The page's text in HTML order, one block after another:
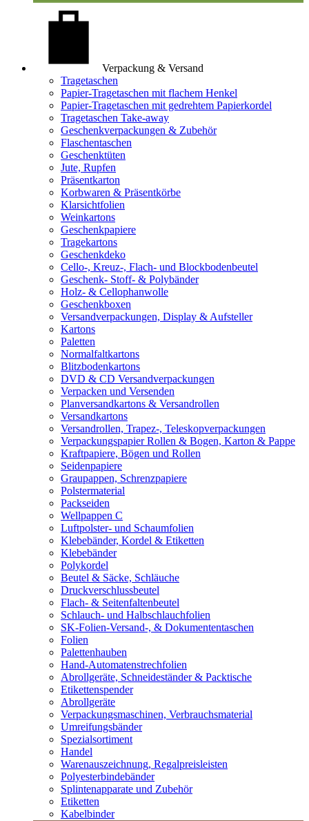
Verpackung & Versand
Tragetaschen
Papier-Tragetaschen mit flachem Henkel
Papier-Tragetaschen mit gedrehtem Papierkordel
Tragetaschen Take-away
Geschenkverpackungen & Zubehör
Flaschentaschen
Geschenktüten
Jute, Rupfen
Präsentkarton
Korbwaren & Präsentkörbe
Klarsichtfolien
Weinkartons
Geschenkpapiere
Tragekartons
Geschenkdeko
Cello-, Kreuz-, Flach- und Blockbodenbeutel
Geschenk- Stoff- & Polybänder
Holz- & Cellophanwolle
Geschenkboxen
Versandverpackungen, Display & Aufsteller
Kartons
Paletten
Normalfaltkartons
Blitzbodenkartons
DVD & CD Versandverpackungen
Verpacken und Versenden
Planversandkartons & Versandrollen
Versandkartons
Versandrollen, Trapez-, Teleskopverpackungen
Verpackungspapier Rollen & Bogen, Karton & Pappe
Kraftpapiere, Bögen und Rollen
Seidenpapiere
Graupappen, Schrenzpapiere
Polstermaterial
Packseiden
Wellpappen C
Luftpolster- und Schaumfolien
Klebebänder, Kordel & Etiketten
Klebebänder
Polykordel
Beutel & Säcke, Schläuche
Druckverschlussbeutel
Flach- & Seitenfaltenbeutel
Schlauch- und Halbschlauchfolien
SK-Folien-Versand-, & Dokumententaschen
Folien
Palettenhauben
Hand-Automatenstrechfolien
Abrollgeräte, Schneideständer & Packtische
Etikettenspender
Abrollgeräte
Verpackungsmaschinen, Verbrauchsmaterial
Umreifungsbänder
Spezialsortiment
Handel
Warenauszeichnung, Regalpreisleisten
Polyesterbindebänder
Splintenapparate und Zubehör
Etiketten
Kabelbinder